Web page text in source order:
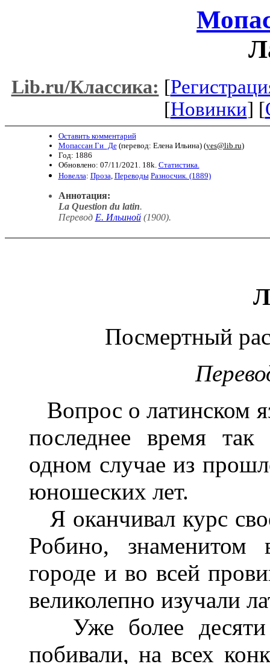
Lib.ru/Классика: [
[Новинки] [
Оставить комментарий
Мопассан Ги_Де(перевод: Елена Ильина) (yes@lib.ru)
Год: 1886
Обновлено: 07/11/2021. 18k. Статистика.
Новелла: Проза Переводы Разносчик. (1889)
Аннотация:
La Question du latin.
Перевод Е. Ильиной(1900).
Посмертный
Вопрос о латинском
последнее время
одном случае из
юношеских лет.
Я оканчивал курс
Робино,
городе и во всей
великолепно изучали
Уже более десяти
побивали, на всех